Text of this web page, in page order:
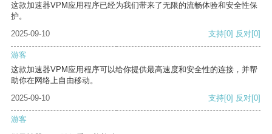
这款加速器VPM应用程序已经为我们带来了无限的流畅体验和安全性保
护。
2025-09-10
支持[0] 反对[0]
游客
这款加速器VPM应用程序可以给你提供最高速度和安全性的连接，并帮
助你在网络上自由移动。
2025-09-10
支持[0] 反对[0]
游客